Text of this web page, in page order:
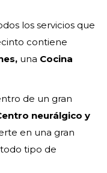
los servicios que
contiene
una Cocina
de un gran
neurálgico y
en una gran
tipo de